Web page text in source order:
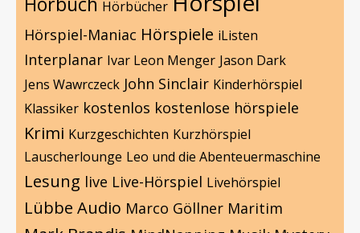
Hörbücher
Hörspiel-Maniac Hörspiele iListen
Interplanar Ivar Leon Menger Jason Dark
Jens Wawrczeck John Sinclair Kinderhörspiel
Klassiker kostenlos kostenlose hörspiele
Krimi Kurzgeschichten Kurzhörspiel
Lauscherlounge Leo und die Abenteuermaschine
Lesung live Live-Hörspiel Livehörspiel
Lübbe Audio Marco Göllner Maritim